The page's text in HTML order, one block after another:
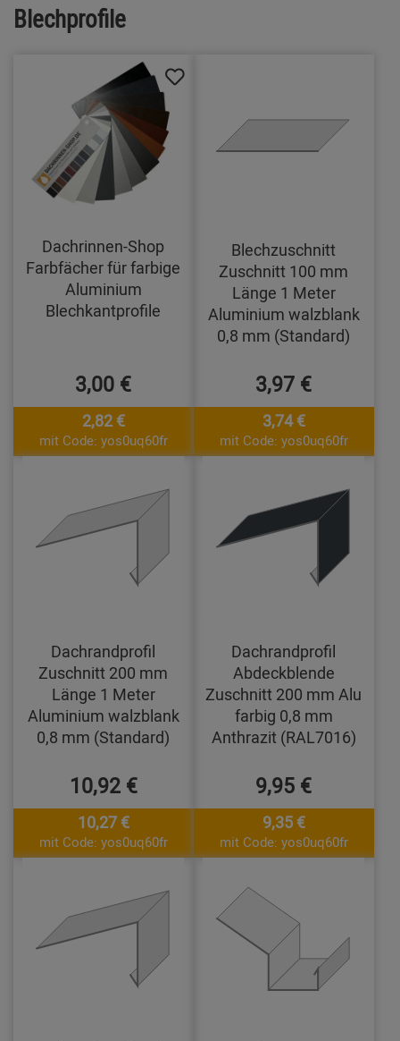
Blechprofile
Dachrinnen-Shop
Farbfächer für farbige
Aluminium
Blechkantprofile
3,00 €
2,82 €
mit Code: yos0uq60fr
Blechzuschnitt
Zuschnitt 100 mm
Länge 1 Meter
Aluminium walzblank
0,8 mm (Standard)
3,97 €
3,74 €
mit Code: yos0uq60fr
Dachrandprofil
Zuschnitt 200 mm
Länge 1 Meter
Aluminium walzblank
0,8 mm (Standard)
10,92 €
10,27 €
mit Code: yos0uq60fr
Dachrandprofil
Abdeckblende
Zuschnitt 200 mm Alu
farbig 0,8 mm
Anthrazit (RAL7016)
9,95 €
9,35 €
mit Code: yos0uq60fr